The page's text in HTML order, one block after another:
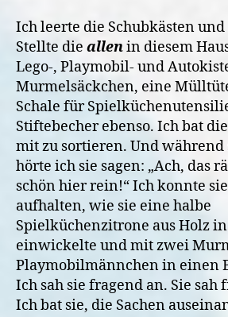
Ich leerte die Schubkästen und
Stellte die allenin diesem
Lego-, Playmobil- und
Murmelsäckchen, eine
Schale für
Stiftebecher ebenso. Ich bat
mit zu sortieren. Und während
hörte ich sie sagen: „Ach, das
schön hier rein!“ Ich konnte
aufhalten, wie sie eine halbe
Spielküchenzitrone aus Holz
einwickelte und mit zwei
Playmobilmännchen in einen
Ich sah sie fragend an. Sie sah
Ich bat sie, die Sachen